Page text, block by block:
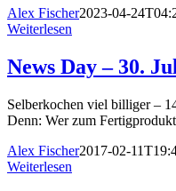
Alex Fischer2023-04-
Weiterlesen
News Day – 30.
Selberkochen viel billiger –
Denn: Wer zum
Alex Fischer2017-02-
Weiterlesen